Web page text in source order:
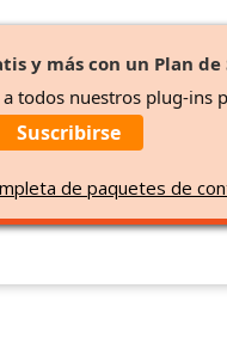
y más con un Plan de
todos nuestros plug-ins
Suscribirse
de paquetes de